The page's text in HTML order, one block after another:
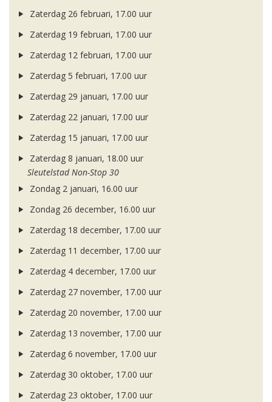
Zaterdag 26 februari, 17.00 uur
Zaterdag 19 februari, 17.00 uur
Zaterdag 12 februari, 17.00 uur
Zaterdag 5 februari, 17.00 uur
Zaterdag 29 januari, 17.00 uur
Zaterdag 22 januari, 17.00 uur
Zaterdag 15 januari, 17.00 uur
Zaterdag 8 januari, 18.00 uur
Sleutelstad Non-Stop 30
Zondag 2 januari, 16.00 uur
Zondag 26 december, 16.00 uur
Zaterdag 18 december, 17.00 uur
Zaterdag 11 december, 17.00 uur
Zaterdag 4 december, 17.00 uur
Zaterdag 27 november, 17.00 uur
Zaterdag 20 november, 17.00 uur
Zaterdag 13 november, 17.00 uur
Zaterdag 6 november, 17.00 uur
Zaterdag 30 oktober, 17.00 uur
Zaterdag 23 oktober, 17.00 uur